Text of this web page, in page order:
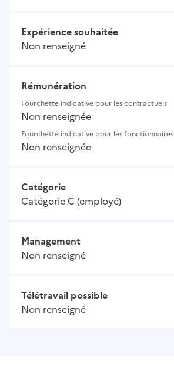
Expérience souhaitée
Non renseigné
Rémunération
Fourchette indicative pour les contractuels
Non renseignée
Fourchette indicative pour les fonctionnaires
Non renseignée
Catégorie
Catégorie C (employé)
Management
Non renseigné
Télétravail possible
Non renseigné